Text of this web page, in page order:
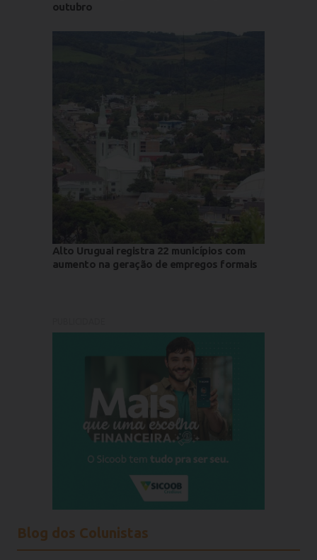
outubro
Alto Uruguai registra 22 municípios com
aumento na geração de empregos formais
Blog dos Colunistas